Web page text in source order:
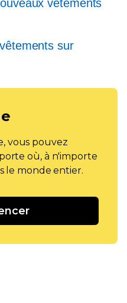
vêtements
sur
vous pouvez
où, à n'importe
le monde entier.